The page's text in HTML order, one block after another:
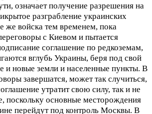
означает получение разрешения на
разграбление украинских
же войска тем временем, пока
с Киевом и пытается
соглашение по редкоземам,
вглубь Украины, беря под свой
и новые земли и населенные пункты. В
завершатся, может так случиться,
утратит свою силу, так и не
поскольку основные месторождения
перейдут под контроль Москвы. В